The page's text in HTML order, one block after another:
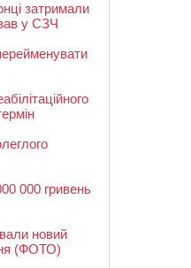
затримали
у СЗЧ
000 гривень
новий
(ФОТО)